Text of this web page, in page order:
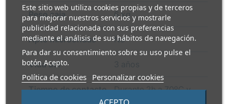
Este sitio web utiliza cookies propias y de terceros
para mejorar nuestros servicios y mostrarle
publicidad relacionada con sus preferencias
mediante el análisis de sus hábitos de navegación.
Para dar su consentimiento sobre su uso pulse el
botón Acepto.
Política de cookies Personalizar cookies
Peso caja 6 kg
Apto microondas No
Vida útil
Tiempo de contacto
Durante 2h a 70ºC y
30min